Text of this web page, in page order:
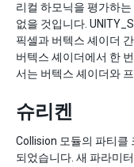
리컬 하모닉을 평가하
없을 것입니다.
픽셀과 버텍스 셰이더
버텍스 셰이더에서 한
서는 버텍스 셰이더와
슈리켄
Collision 모듈의 파티클
되었습니다. 새 파라미